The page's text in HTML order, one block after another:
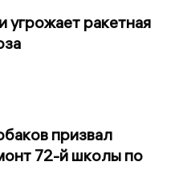
угрожает ракетная
призвал
72-й школы по